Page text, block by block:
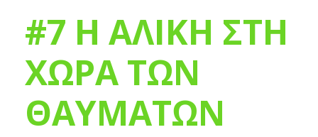
#7 Η ΑΛΙΚΗ ΣΤΗ
ΧΩΡΑ ΤΩΝ
ΘΑΥΜΑΤΩΝ